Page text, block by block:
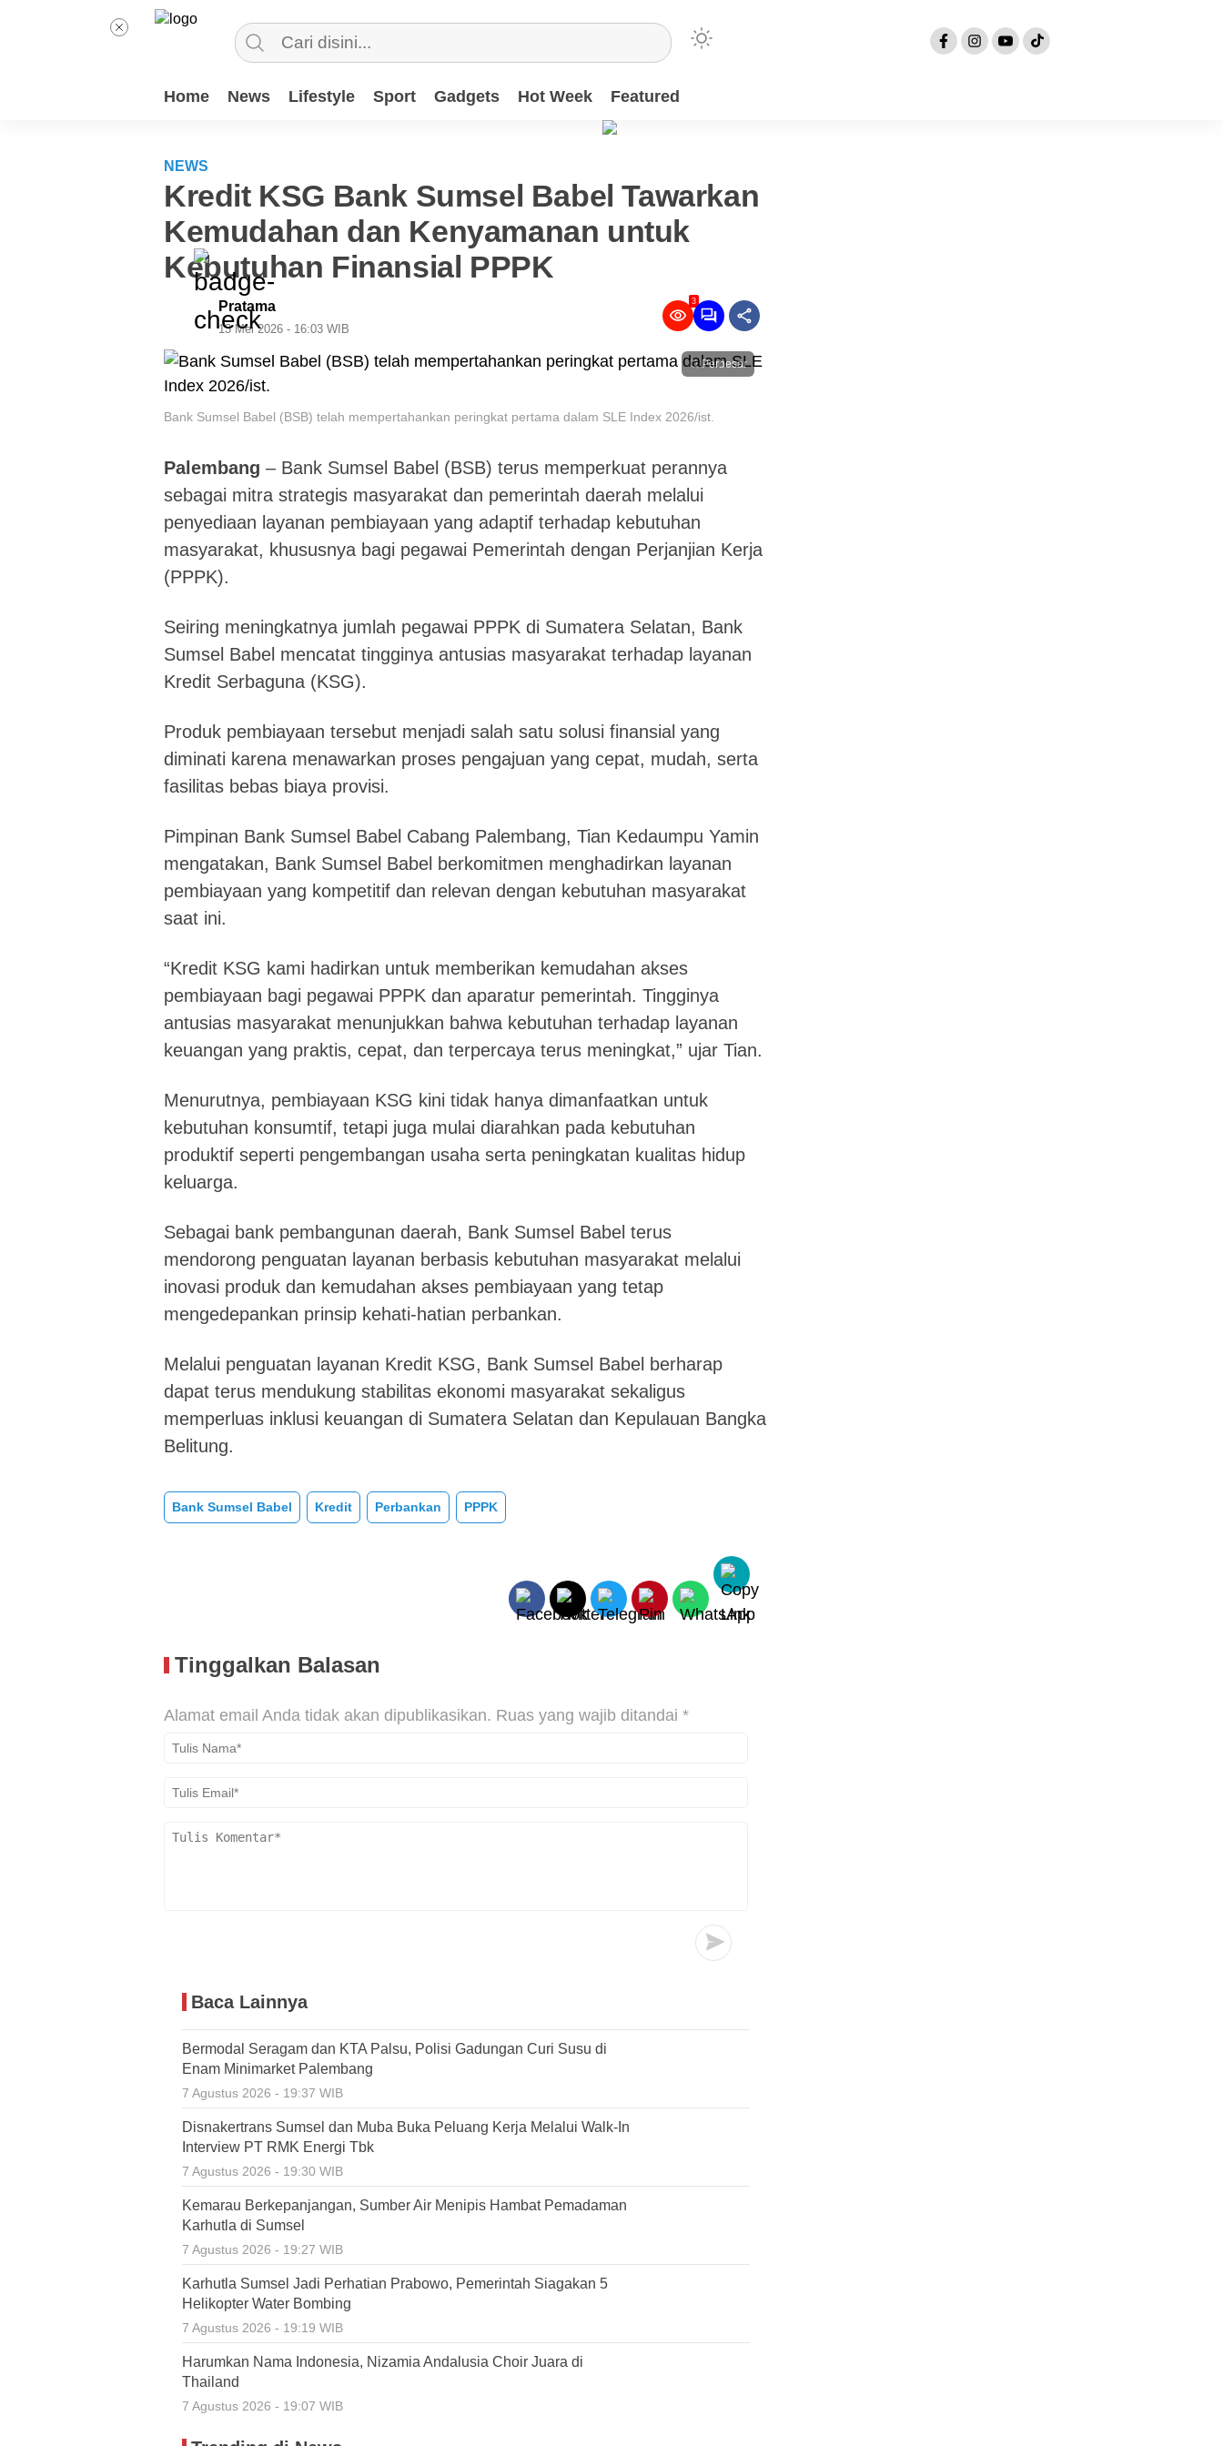
Home News Lifestyle Sport Gadgets Hot Week Featured
NEWS
Kredit KSG Bank Sumsel Babel Tawarkan
Kemudahan dan Kenyamanan untuk
Kebutuhan Finansial PPPK
Pratama
13 Mei 2026 - 16:03 WIB
3
Perbesar
Bank Sumsel Babel (BSB) telah mempertahankan peringkat pertama dalam SLE Index 2026/ist.
Palembang – Bank Sumsel Babel (BSB) terus memperkuat perannya
sebagai mitra strategis masyarakat dan pemerintah daerah melalui
penyediaan layanan pembiayaan yang adaptif terhadap kebutuhan
masyarakat, khususnya bagi pegawai Pemerintah dengan Perjanjian Kerja
(PPPK).
Seiring meningkatnya jumlah pegawai PPPK di Sumatera Selatan, Bank
Sumsel Babel mencatat tingginya antusias masyarakat terhadap layanan
Kredit Serbaguna (KSG).
Produk pembiayaan tersebut menjadi salah satu solusi finansial yang
diminati karena menawarkan proses pengajuan yang cepat, mudah, serta
fasilitas bebas biaya provisi.
Pimpinan Bank Sumsel Babel Cabang Palembang, Tian Kedaumpu Yamin
mengatakan, Bank Sumsel Babel berkomitmen menghadirkan layanan
pembiayaan yang kompetitif dan relevan dengan kebutuhan masyarakat
saat ini.
“Kredit KSG kami hadirkan untuk memberikan kemudahan akses
pembiayaan bagi pegawai PPPK dan aparatur pemerintah. Tingginya
antusias masyarakat menunjukkan bahwa kebutuhan terhadap layanan
keuangan yang praktis, cepat, dan terpercaya terus meningkat,” ujar Tian.
Menurutnya, pembiayaan KSG kini tidak hanya dimanfaatkan untuk
kebutuhan konsumtif, tetapi juga mulai diarahkan pada kebutuhan
produktif seperti pengembangan usaha serta peningkatan kualitas hidup
keluarga.
Sebagai bank pembangunan daerah, Bank Sumsel Babel terus
mendorong penguatan layanan berbasis kebutuhan masyarakat melalui
inovasi produk dan kemudahan akses pembiayaan yang tetap
mengedepankan prinsip kehati-hatian perbankan.
Melalui penguatan layanan Kredit KSG, Bank Sumsel Babel berharap
dapat terus mendukung stabilitas ekonomi masyarakat sekaligus
memperluas inklusi keuangan di Sumatera Selatan dan Kepulauan Bangka
Belitung.
Bank Sumsel Babel Kredit Perbankan PPPK
Tinggalkan Balasan
Alamat email Anda tidak akan dipublikasikan. Ruas yang wajib ditandai *
Baca Lainnya
Bermodal Seragam dan KTA Palsu, Polisi Gadungan Curi Susu di
Enam Minimarket Palembang
7 Agustus 2026 - 19:37 WIB
Disnakertrans Sumsel dan Muba Buka Peluang Kerja Melalui Walk-In
Interview PT RMK Energi Tbk
7 Agustus 2026 - 19:30 WIB
Kemarau Berkepanjangan, Sumber Air Menipis Hambat Pemadaman
Karhutla di Sumsel
7 Agustus 2026 - 19:27 WIB
Karhutla Sumsel Jadi Perhatian Prabowo, Pemerintah Siagakan 5
Helikopter Water Bombing
7 Agustus 2026 - 19:19 WIB
Harumkan Nama Indonesia, Nizamia Andalusia Choir Juara di
Thailand
7 Agustus 2026 - 19:07 WIB